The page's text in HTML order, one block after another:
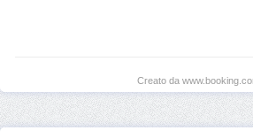
Creato da